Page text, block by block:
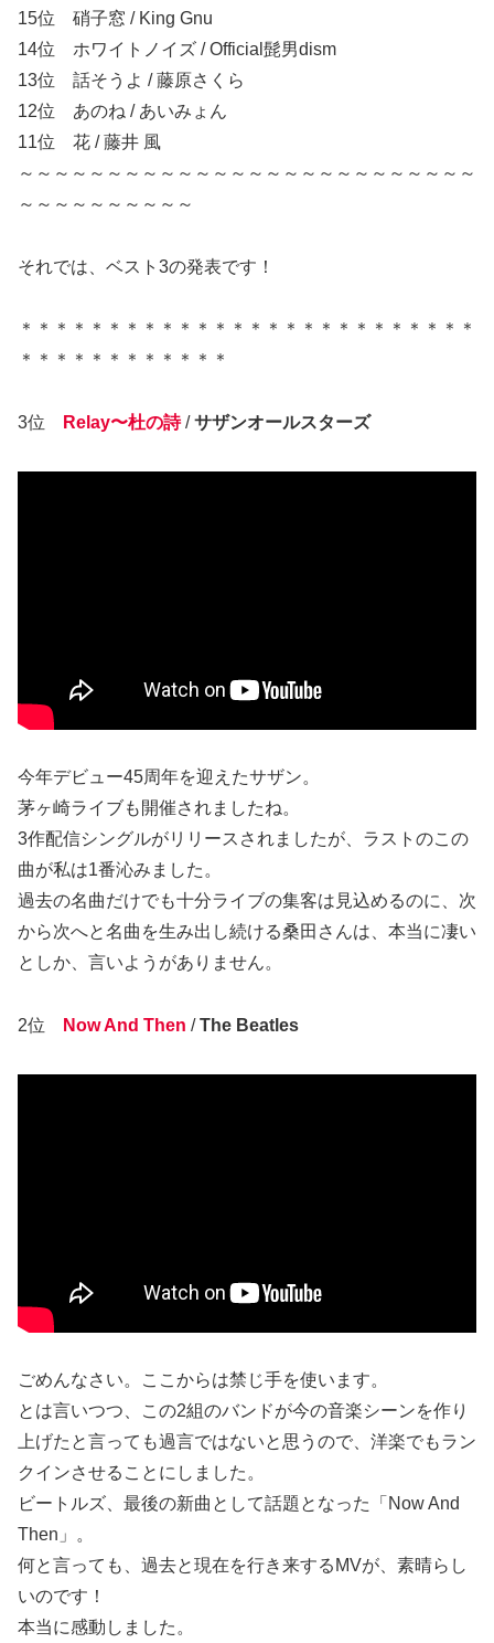
15位 硝子窓 / King Gnu
14位 ホワイトノイズ / Official髭男dism
13位 話そうよ / 藤原さくら
12位 あのね / あいみょん
11位 花 / 藤井 風
～～～～～～～～～～～～～～～～～～～～～～～～～～
～～～～～～～～～～
それでは、ベスト3の発表です！
＊＊＊＊＊＊＊＊＊＊＊＊＊＊＊＊＊＊＊＊＊＊＊＊＊＊
＊＊＊＊＊＊＊＊＊＊＊＊
3位 Relay〜杜の詩/サザンオールスターズ
今年デビュー45周年を迎えたサザン。
茅ヶ崎ライブも開催されましたね。
3作配信シングルがリリースされましたが、ラストのこの
曲が私は1番沁みました。
過去の名曲だけでも十分ライブの集客は見込めるのに、次
から次へと名曲を生み出し続ける桑田さんは、本当に凄い
としか、言いようがありません。
2位 Now And Then /The Beatles
ごめんなさい。ここからは禁じ手を使います。
とは言いつつ、この2組のバンドが今の音楽シーンを作り
上げたと言っても過言ではないと思うので、洋楽でもラン
クインさせることにしました。
ビートルズ、最後の新曲として話題となった「Now And
Then」。
何と言っても、過去と現在を行き来するMVが、素晴らし
いのです！
本当に感動しました。